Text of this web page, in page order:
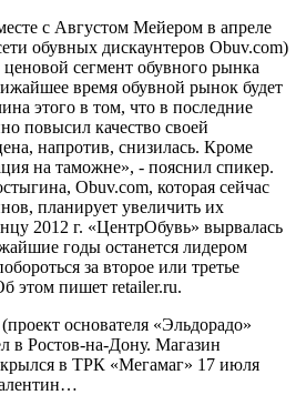
с Августом Мейером в апреле
обувных дискаунтеров Obuv.com)
сегмент обувного рынка
время обувной рынок будет
этого в том, что в последние
повысил качество своей
напротив, снизилась. Кроме
на таможне», - пояснил спикер.
Obuv.com, которая сейчас
планирует увеличить их
2012 г. «ЦентрОбувь» вырвалась
годы останется лидером
за второе или третье
этом пишет retailer.ru.
основателя «Эльдорадо»
в Ростов-на-Дону. Магазин
в ТРК «Мегамаг» 17 июля